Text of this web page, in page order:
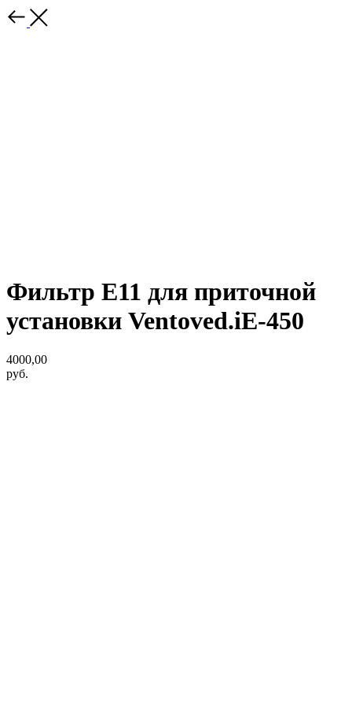
Фильтр Е11 для приточной
установки Ventoved.iE-450
4000,00
руб.